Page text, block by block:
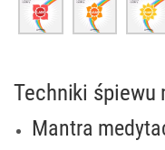
Techniki śpiewu
Mantra